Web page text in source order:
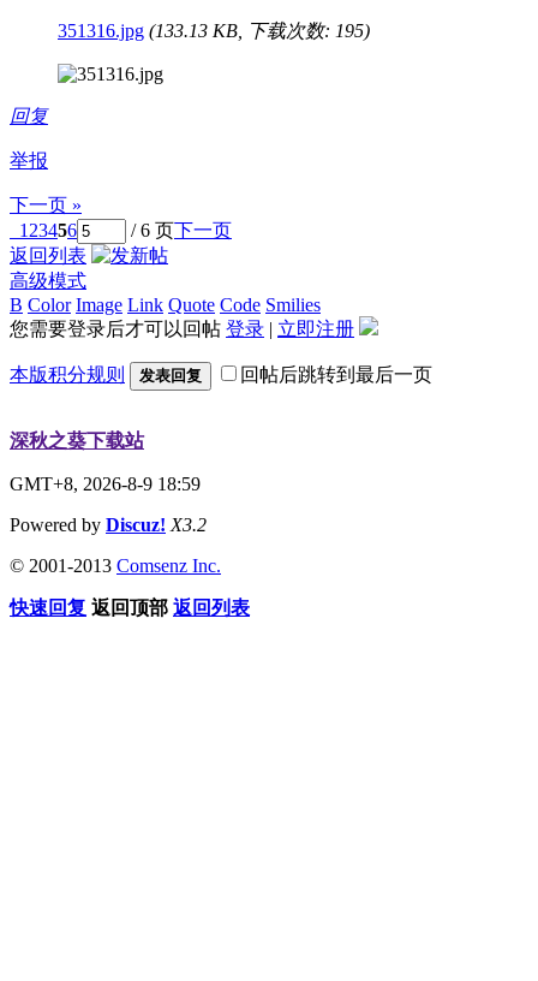
351316.jpg (133.13 KB, 下载次数: 195)
回复
举报
下一页 »
1 23456 / 6 页下一页
返回列表
高级模式
B Color Image Link Quote Code Smilies
您需要登录后才可以回帖 登录 | 立即注册
本版积分规则 发表回复 回帖后跳转到最后一页
深秋之葵下载站
GMT+8, 2026-8-9 18:59
Powered by Discuz! X3.2
© 2001-2013 Comsenz Inc.
快速回复 返回顶部 返回列表